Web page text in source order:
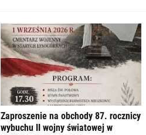
Zaproszenie na obchody 87. rocznicy
wybuchu II wojny światowej w